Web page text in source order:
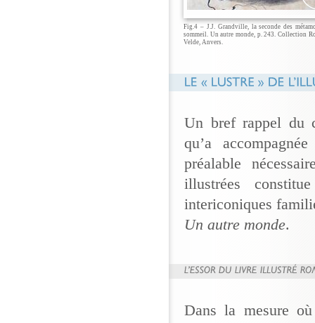
Fig.4 – J.J. Grandville, la seconde des
sommeil. Un autre monde, p. 243. Collection
Velde, Anvers.
Un bref rappel du
qu’a
préalable
illustrées
intericoniques
Un autre monde.
Dans la mesure